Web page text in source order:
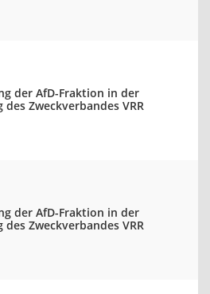
der AfD-Fraktion in der
Zweckverbandes VRR
der AfD-Fraktion in der
Zweckverbandes VRR